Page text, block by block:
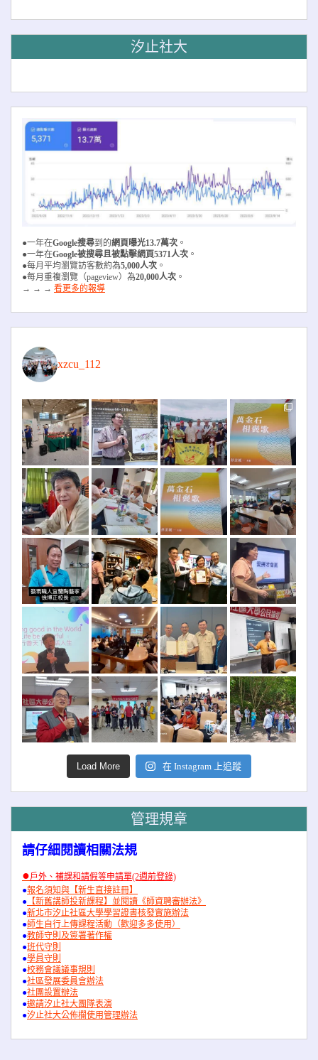
汐止社大
●一年在Google搜尋到的網頁曝光13.7萬次 。
●一年在Google被搜尋且被點擊網頁5371人次 。
●每月平均瀏覽訪客數約為5,000人次 。
●每月重複瀏覽（pageview）為20,000人次 。
→ → → 看更多的報導
xzcu_112
Load More 在 Instagram 上追蹤
管理規章
請仔細閱讀相關法規
●戶外、補課和請假等申請單(2週前登錄)
●報名須知與【新生直接註冊】
● 【新舊講師投新課程】並閱讀《師資聘審辦法》
●新北市汐止社區大學學習證書核發實施辦法
●師生自行上傳課程活動（歡迎多多使用）
●教師守則及簽署著作權
●班代守則
●學員守則
●校務會議議事規則
●社區發展委員會辦法
●社團設置辦法
●邀請汐止社大團隊表演
●汐止社大公佈欄使用管理辦法